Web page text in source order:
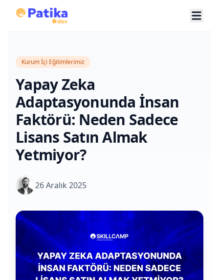
Kurum İçi Eğitimlerimiz
Yapay Zeka
Adaptasyonunda İnsan
Faktörü: Neden Sadece
Lisans Satın Almak
Yetmiyor?
26 Aralık 2025